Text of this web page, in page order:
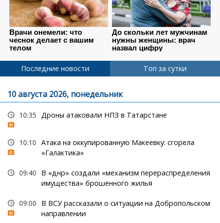
Последние новости Топ за сутки
10 августа 2026, понедельник
10:35 Дроны атаковали НПЗ в Татарстане
10:10 Атака на оккупированную Макеевку: сгорела
«Галактика»
09:40
В «днр» создали «механизм перераспределения
имущества» брошенного жилья
09:00
В ВСУ рассказали о ситуации на Добропольском
направлении